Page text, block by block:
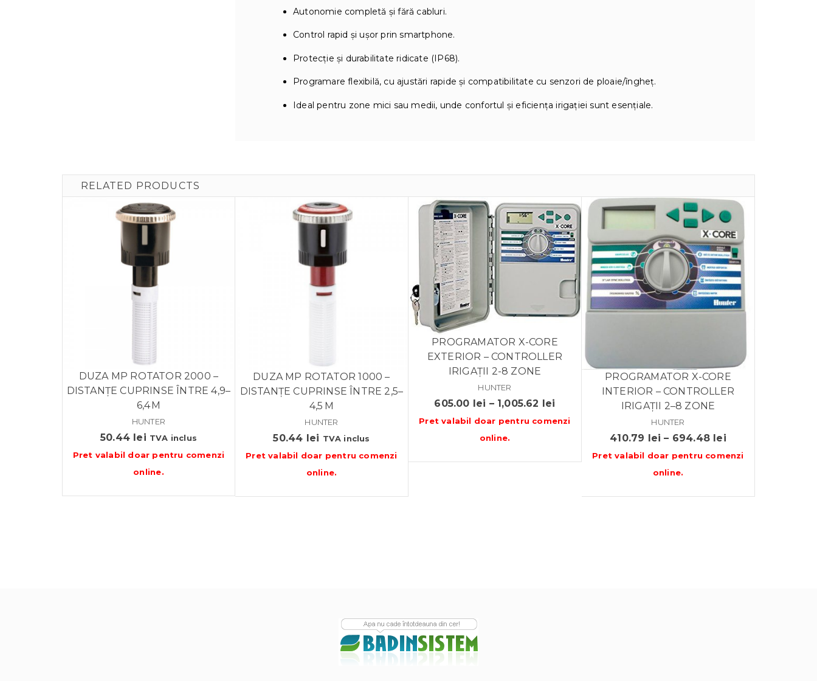
Autonomie completă și fără cabluri.
Control rapid și ușor prin smartphone.
Protecție și durabilitate ridicate (IP68).
Programare flexibilă, cu ajustări rapide și compatibilitate cu senzori de ploaie/îngheț.
Ideal pentru zone mici sau medii, unde confortul și eficiența irigației sunt esențiale.
RELATED PRODUCTS
DUZA MP ROTATOR 2000 –
DISTANȚE CUPRINSE ÎNTRE 4,9–
6,4 M
HUNTER
50.44 lei TVA inclus
Pret valabil doar pentru comenzi
online.
DUZA MP ROTATOR 1000 –
DISTANȚE CUPRINSE ÎNTRE 2,5–
4,5 M
HUNTER
50.44 lei TVA inclus
Pret valabil doar pentru comenzi
online.
PROGRAMATOR X-CORE
EXTERIOR – CONTROLLER
IRIGAȚII 2-8 ZONE
HUNTER
605.00 lei – 1,005.62 lei
de
605.00 lei
Pret valabil doar pentru comenzi
online.
PROGRAMATOR X-CORE
INTERIOR – CONTROLLER
IRIGAȚII 2–8 ZONE
HUNTER
410.79 lei – 694.48 leiInterval
de
Pret valabil doar pentru comenzi
online.